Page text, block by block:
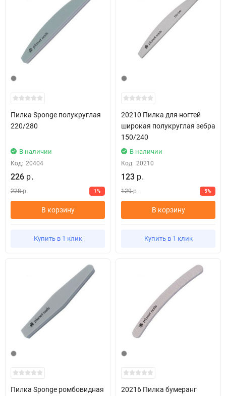
Пилка Sponge полукруглая
220/280
В наличии
Код: 20404
226 р.
228р. 1%
В корзину
Купить в 1 клик
20210 Пилка для ногтей
широкая полукруглая зебра
150/240
В наличии
Код: 20210
123 р.
129р. 5%
В корзину
Купить в 1 клик
Пилка Sponge ромбовидная
20216 Пилка бумеранг